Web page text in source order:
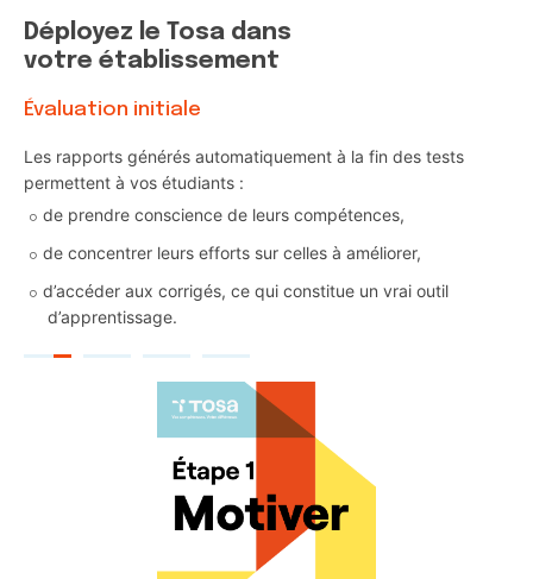
Déployez le Tosa dans
votre établissement
Évaluation initiale
Les rapports générés automatiquement à la fin des tests
permettent à vos étudiants :
de prendre conscience de leurs compétences,
de concentrer leurs efforts sur celles à améliorer,
d’accéder aux corrigés, ce qui constitue un vrai outil
d’apprentissage.